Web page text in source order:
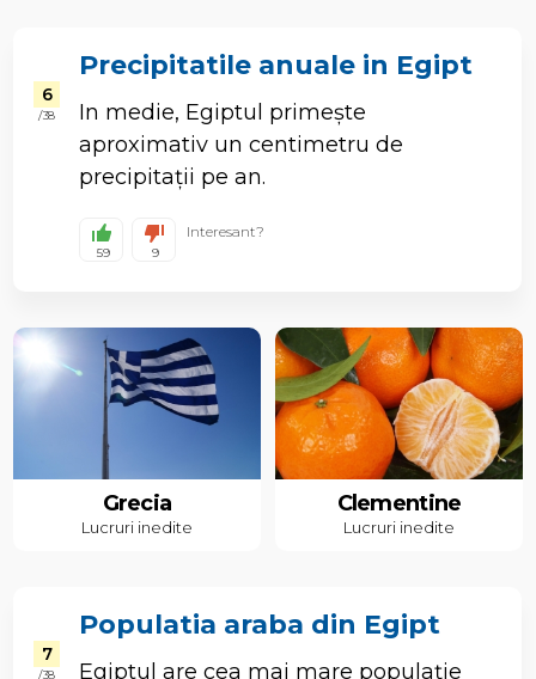
6
/ 38
Precipitatile anuale in Egipt
In medie, Egiptul primește
aproximativ un centimetru de
precipitații pe an.
59 9
Interesant?
Grecia
Lucruri inedite
Clementine
Lucruri inedite
7
/ 38
Populatia araba din Egipt
Egiptul are cea mai mare populație